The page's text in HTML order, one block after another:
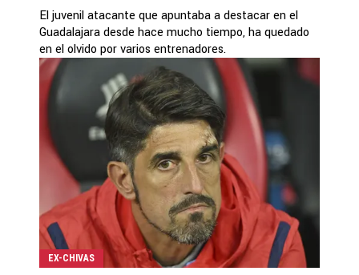
El juvenil atacante que apuntaba a destacar en el
Guadalajara desde hace mucho tiempo, ha quedado
en el olvido por varios entrenadores.
EX-CHIVAS